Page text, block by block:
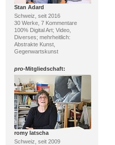
Stan Adard
Schweiz, seit 2016
30 Werke, 7 Kommentare
100% Digital Art; Video,
Diverses; mehrheitlich:
Abstrakte Kunst,
Gegenwartskunst
pro-Mitgliedschaft:
romy latscha
Schweiz, seit 2009